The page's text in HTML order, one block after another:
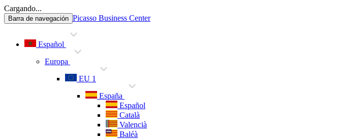
Cargando...
Barra de navegación Picasso Business Center
Español
Europa
EU 1
España
Español
Català
Valencià
Baléà